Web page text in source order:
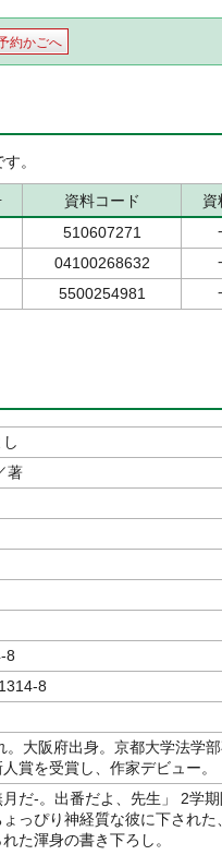
約かごへ
。
資料コード 資
510607271
04100268632
5500254981
著
8
8
。大阪府出身。京都大学法学
賞を受賞し、作家デビュー。
月だ-。出番だよ、先生」 2学
ょっぴり神経質な彼に下され
た渾身の書き下ろし。